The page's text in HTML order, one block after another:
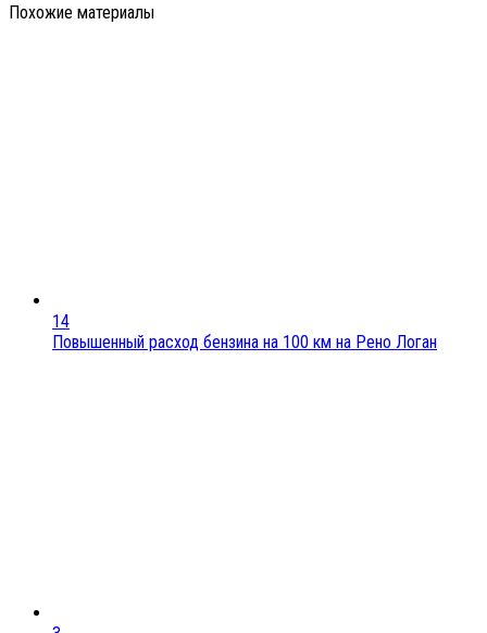
Похожие материалы
14
Повышенный расход бензина на 100 км на Рено Логан